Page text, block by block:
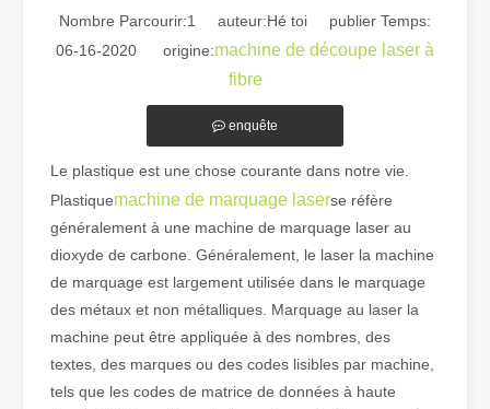
Guide 2026 : Comment les machines de découpe de tubes au laser à fibre révolutionnent la fabrication de tuyaux
Guide 2026 : Comment les machines de découpe de tubes au
Nombre Parcourir:1
auteur:Hé toi publier Temps:
06-16-2020 origine:machine de découpe laser à
fibre
enquête
Le plastique est une chose courante dans notre vie.
Plastiquemachine de marquage laserse réfère
généralement à une machine de marquage laser au
dioxyde de carbone. Généralement, le laser la machine
de marquage est largement utilisée dans le marquage
des métaux et non métalliques. Marquage au laser la
machine peut être appliquée à des nombres, des
textes, des marques ou des codes lisibles par machine,
tels que les codes de matrice de données à haute